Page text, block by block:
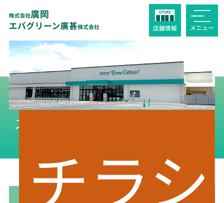
店舗情報 メニュー
スーパーエバグリーン 押熊店（調